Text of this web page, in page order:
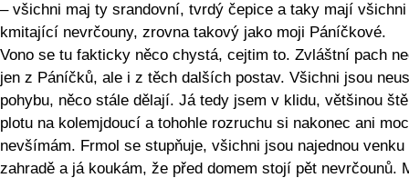
– všichni maj ty srandovní, tvrdý čepice a taky mají
kmitající nevrčouny, zrovna takový jako moji Páníčkové.
Vono se tu fakticky něco chystá, cejtim to. Zvláštní pach
jen z Páníčků, ale i z těch dalších postav. Všichni jsou
pohybu, něco stále dělají. Já tedy jsem v klidu, většinou
plotu na kolemjdoucí a tohohle rozruchu si nakonec ani moc
nevšímám. Frmol se stupňuje, všichni jsou najednou venku
zahradě a já koukám, že před domem stojí pět nevrčounů.